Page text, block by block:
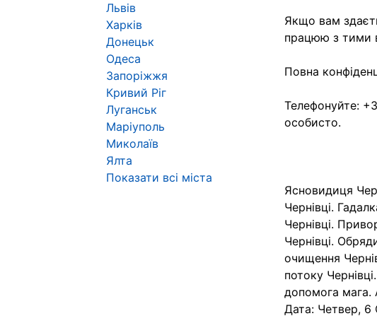
Якщо вам
працюю з тими
Повна
Телефонуйте:
особисто.
Ясновидиця
Чернівці.
Чернівці.
Чернівці.
очищення
потоку
допомога мага.
Дата: Четвер, 6
Львів
Харків
Донецьк
Одеса
Запоріжжя
Кривий Ріг
Луганськ
Маріуполь
Миколаїв
Ялта
Показати всі міста